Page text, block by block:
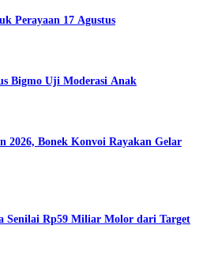
Perayaan 17 Agustus
Bigmo Uji Moderasi Anak
2026, Bonek Konvoi Rayakan Gelar
Senilai Rp59 Miliar Molor dari Target